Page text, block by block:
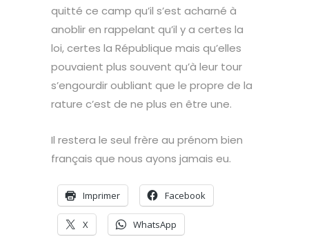
quitté ce camp qu’il s’est acharné à
anoblir en rappelant qu’il y a certes la
loi, certes la République mais qu’elles
pouvaient plus souvent qu’à leur tour
s’engourdir oubliant que le propre de la
rature c’est de ne plus en être une.
Il restera le seul frère au prénom bien
français que nous ayons jamais eu.
Imprimer Facebook
X WhatsApp